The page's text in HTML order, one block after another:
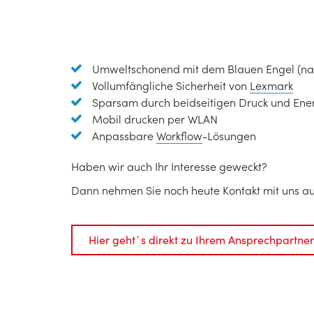
Umweltschonend mit dem Blauen Engel
Vollumfängliche Sicherheit von Lexmark
Sparsam durch beidseitigen Druck und
Mobil drucken per WLAN
AnpassbareWorkflow-Lösungen
Haben wir auch Ihr Interesse geweckt?
Dann nehmen Sie noch heute Kontakt mit uns
Hier geht´s direkt zu Ihrem Ansprechpartner